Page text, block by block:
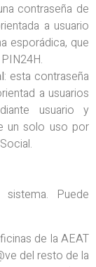
contraseña de
a usuario
esporádica, que
: esta contraseña
a usuarios
usuario y
un solo uso por
Puede
de la AEAT
del resto de la